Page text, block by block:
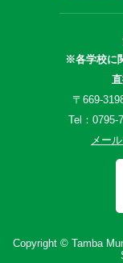
※各学校に
〒669-
Tel：
メー
Copyright © Tamba